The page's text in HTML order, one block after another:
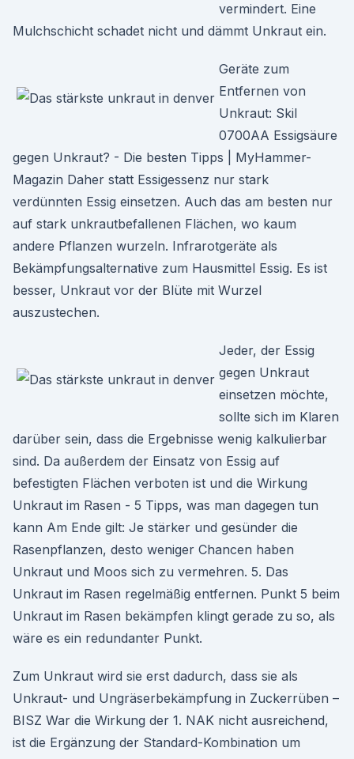
vermindert. Eine
Mulchschicht schadet nicht und dämmt Unkraut ein.
Geräte zum
Entfernen von
Unkraut: Skil
0700AA Essigsäure
gegen Unkraut? - Die besten Tipps | MyHammer-
Magazin Daher statt Essigessenz nur stark
verdünnten Essig einsetzen. Auch das am besten nur
auf stark unkrautbefallenen Flächen, wo kaum
andere Pflanzen wurzeln. Infrarotgeräte als
Bekämpfungsalternative zum Hausmittel Essig. Es ist
besser, Unkraut vor der Blüte mit Wurzel
auszustechen.
Jeder, der Essig
gegen Unkraut
einsetzen möchte,
sollte sich im Klaren
darüber sein, dass die Ergebnisse wenig kalkulierbar
sind. Da außerdem der Einsatz von Essig auf
befestigten Flächen verboten ist und die Wirkung
Unkraut im Rasen - 5 Tipps, was man dagegen tun
kann Am Ende gilt: Je stärker und gesünder die
Rasenpflanzen, desto weniger Chancen haben
Unkraut und Moos sich zu vermehren. 5. Das
Unkraut im Rasen regelmäßig entfernen. Punkt 5 beim
Unkraut im Rasen bekämpfen klingt gerade zu so, als
wäre es ein redundanter Punkt.
Zum Unkraut wird sie erst dadurch, dass sie als
Unkraut- und Ungräserbekämpfung in Zuckerrüben –
BISZ War die Wirkung der 1. NAK nicht ausreichend,
ist die Ergänzung der Standard-Kombination um